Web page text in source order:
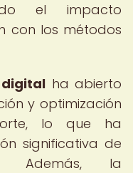
el impacto
con los métodos
ha abierto
y optimización
lo que ha
significativa de
Además, la